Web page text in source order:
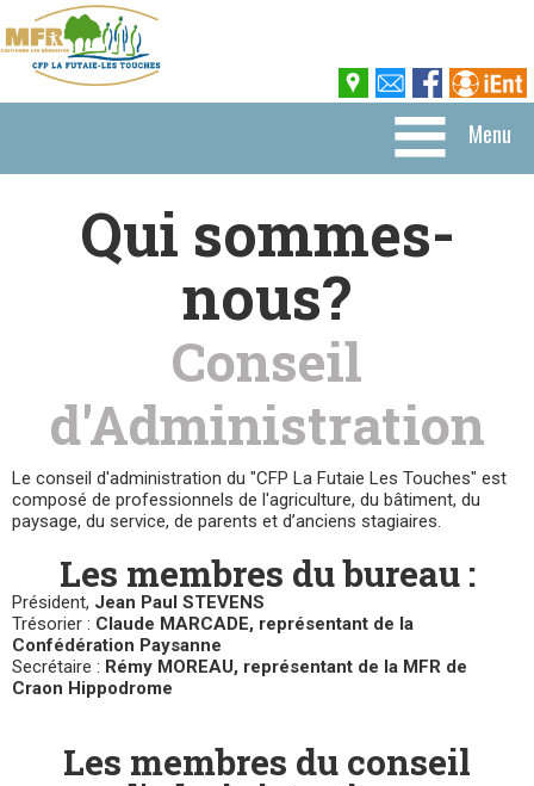
Menu
Qui sommes-
nous?
Conseil
d'Administration
Le conseil d'administration du "CFP La Futaie Les Touches" est
composé de professionnels de l'agriculture, du bâtiment, du
paysage, du service, de parents et d’anciens stagiaires.
Les membres du bureau :
Président, Jean Paul STEVENS
Trésorier : Claude MARCADE, représentant de la
Confédération Paysanne
Secrétaire : Rémy MOREAU, représentant de la MFR de
Craon Hippodrome
Les membres du conseil